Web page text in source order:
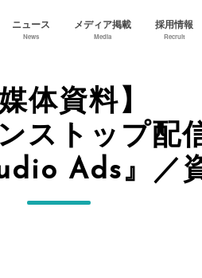
ニュース
News
メディア掲載
Media
採用情報
Recruit
【媒体資料】
ストップ配
Ads』／